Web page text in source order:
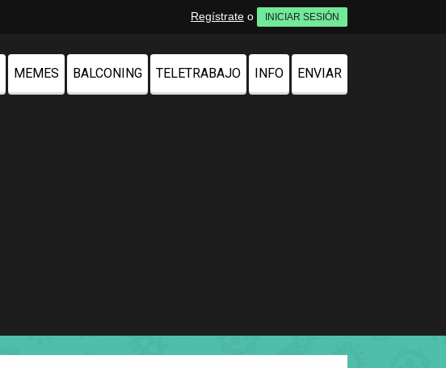
Regístrate o INICIAR SESIÓN
MEMES BALCONING TELETRABAJO INFO ENVIAR